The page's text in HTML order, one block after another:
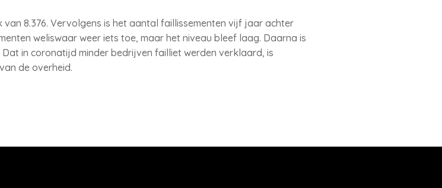
8.376. Vervolgens is het aantal faillissementen vijf jaar achter
weliswaar weer iets toe, maar het niveau bleef laag. Daarna is
in coronatijd minder bedrijven failliet werden verklaard, is
de overheid.